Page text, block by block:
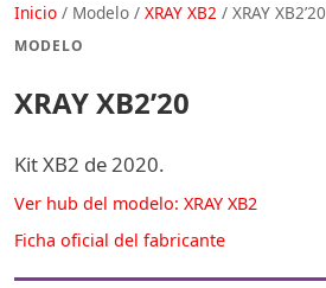
Inicio / Modelo / XRAY XB2 / XRAY XB2’20
MODELO
XRAY XB2’20
Kit XB2 de 2020.
Ver hub del modelo: XRAY XB2
Ficha oficial del fabricante